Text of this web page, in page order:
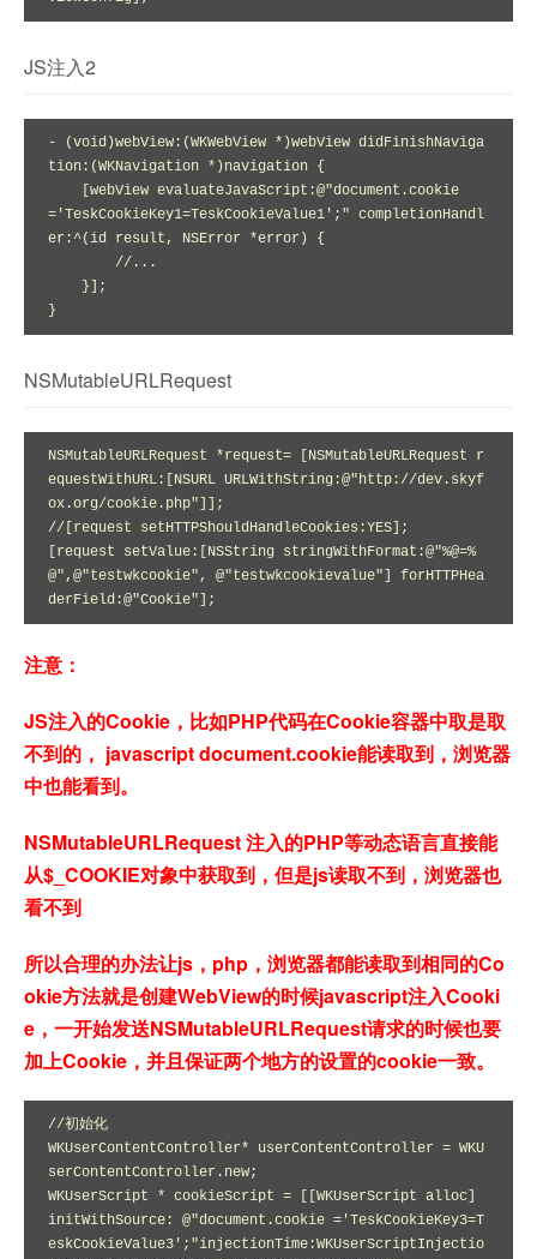
JS注入2
- (void)webView:(WKWebView *)webView didFinishNaviga
tion:(WKNavigation *)navigation {
='TeskCookieKey1=TeskCookieValue1';" completionHandl
er:^(id result, NSError *error) {
NSMutableURLRequest
NSMutableURLRequest *request= [NSMutableURLRequest r
equestWithURL:[NSURL URLWithString:@"http://dev.skyf
ox.org/cookie.php"]];
//[request setHTTPShouldHandleCookies:YES];
[request setValue:[NSString stringWithFormat:@"%@=%
@",@"testwkcookie", @"testwkcookievalue"] forHTTPHea
derField:@"Cookie"];
注意：
JS注入的Cookie，比如PHP代码在Cookie容器中取是取
不到的， javascript document.cookie能读取到，浏览器
中也能看到。
NSMutableURLRequest 注入的PHP等动态语言直接能
从$_COOKIE对象中获取到，但是js读取不到，浏览器也
看不到
所以合理的办法让js，php，浏览器都能读取到相同的Co
okie方法就是创建WebView的时候javascript注入Cooki
e，一开始发送NSMutableURLRequest请求的时候也要
加上Cookie，并且保证两个地方的设置的cookie一致。
//初始化
WKUserContentController* userContentController = WKU
serContentController.new;
WKUserScript * cookieScript = [[WKUserScript alloc]
initWithSource: @"document.cookie ='TeskCookieKey3=T
eskCookieValue3';"injectionTime:WKUserScriptInjectio